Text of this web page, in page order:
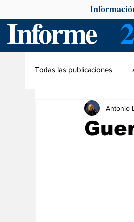
Informe
Todas las publicaciones
Antonio